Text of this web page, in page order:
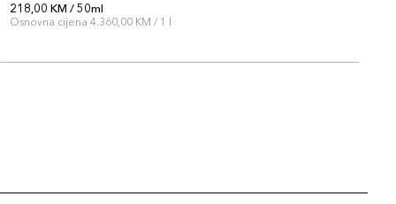
218,00 KM / 50ml
Osnovna cijena 4.360,00 KM / 1 l